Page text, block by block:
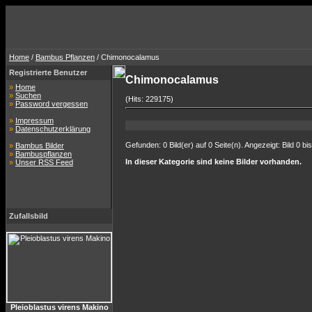
Home / Bambus Pflanzen / Chimonocalamus
Registrierte Benutzer
» Home
» Suchen
» Password vergessen
» Impressum
» Datenschutzerklärung
» Bambus Bilder
» Bambuspflanzen
» Unser RSS Feed
Zufallsbild
Pleioblastus virens Makino
Chimonocalamus
(Hits: 229175)
Gefunden: 0 Bild(er) auf 0 Seite(n). Angezeigt: Bild 0
In dieser Kategorie sind keine Bilder vorhanden.